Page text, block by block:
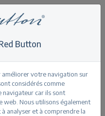
Linen/Visco Pinstripe
Button
améliorer votre navigation sur
considérés comme
navigateur car ils sont
web. Nous utilisons également
analyser et à comprendre la